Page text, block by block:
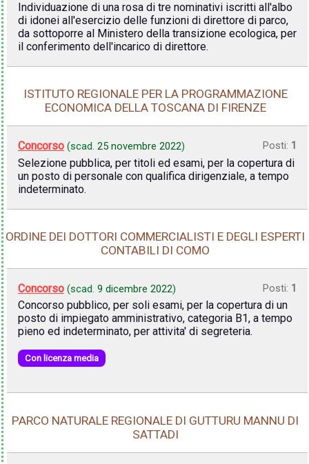
Individuazione di una rosa di tre nominativi iscritti all'albo
di idonei all'esercizio delle funzioni di direttore di parco,
da sottoporre al Ministero della transizione ecologica, per
il conferimento dell'incarico di direttore.
ISTITUTO REGIONALE PER LA PROGRAMMAZIONE
ECONOMICA DELLA TOSCANA DI FIRENZE
Concorso (scad. 25 novembre 2022) Posti: 1
Selezione pubblica, per titoli ed esami, per la copertura di
un posto di personale con qualifica dirigenziale, a tempo
indeterminato.
ORDINE DEI DOTTORI COMMERCIALISTI E DEGLI ESPERTI
CONTABILI DI COMO
Concorso (scad. 9 dicembre 2022) Posti: 1
Concorso pubblico, per soli esami, per la copertura di un
posto di impiegato amministrativo, categoria B1, a tempo
pieno ed indeterminato, per attivita' di segreteria.
Con licenza media
PARCO NATURALE REGIONALE DI GUTTURU MANNU DI
SATTADI